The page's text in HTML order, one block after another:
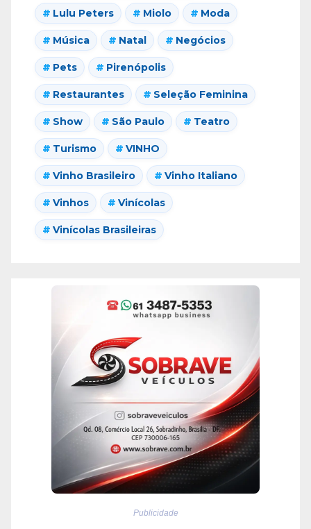
Lulu Peters Miolo Moda
Música Natal Negócios
Pets Pirenópolis
Restaurantes Seleção Feminina
Show São Paulo Teatro
Turismo VINHO
Vinho Brasileiro Vinho Italiano
Vinhos Vinícolas
Vinícolas Brasileiras
Publicidade